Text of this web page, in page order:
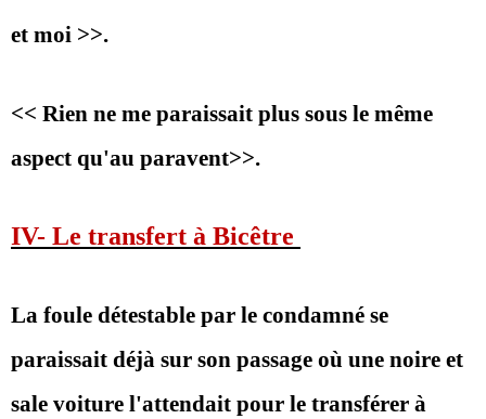
et moi >>.
<< Rien ne me paraissait plus sous le même
aspect qu'au paravent>>.
IV- Le transfert à Bicêtre
La foule détestable par le condamné se
paraissait déjà sur son passage où une noire et
sale voiture l'attendait pour le transférer à